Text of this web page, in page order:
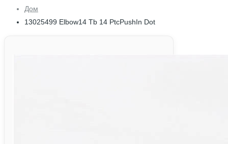
Дом
13025499 Elbow14 Tb 14 PtcPushIn Dot